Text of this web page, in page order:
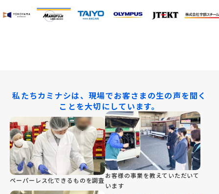
私たちカミナシは、現場でお客さまの生の声を聞く
ことを大切にしています。
ペーパーレス化できるものを調査
お客様の事業を教えていただいて
います